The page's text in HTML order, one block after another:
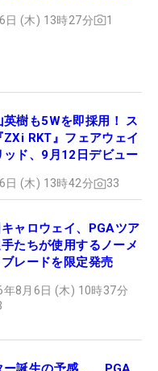
日 (木) 13時27分 1
英樹も5Wを即採用！ ス
ZXi RKT』フェアウェイ
ッド、9月12日デビュー
日 (木) 13時42分 33
ャロウェイ、PGAツア
たちが使用するノーメ
ブレードを限定発売
年8月6日 (木) 10時37分